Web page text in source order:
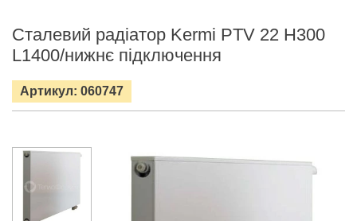
Сталевий радіатор Kermi PTV 22 H300
L1400/нижнє підключення
Артикул: 060747